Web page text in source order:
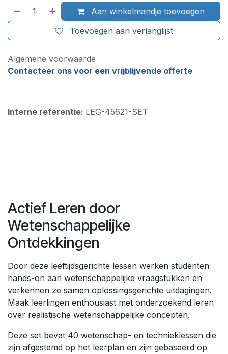
Aan winkelmandje toevoegen
Toevoegen aan verlanglijst
Algemene voorwaarde
Contacteer ons voor een vrijblijvende offerte
Interne referentie: LEG-45621-SET
Actief Leren door
Wetenschappelijke
Ontdekkingen
Door deze leeftijdsgerichte lessen werken studenten
hands-on aan wetenschappelijke vraagstukken en
verkennen ze samen oplossingsgerichte uitdagingen.
Maak leerlingen enthousiast met onderzoekend leren
over realistische wetenschappelijke concepten.
Deze set bevat 40 wetenschap- en technieklessen die
zijn afgestemd op het leerplan en zijn gebaseerd op